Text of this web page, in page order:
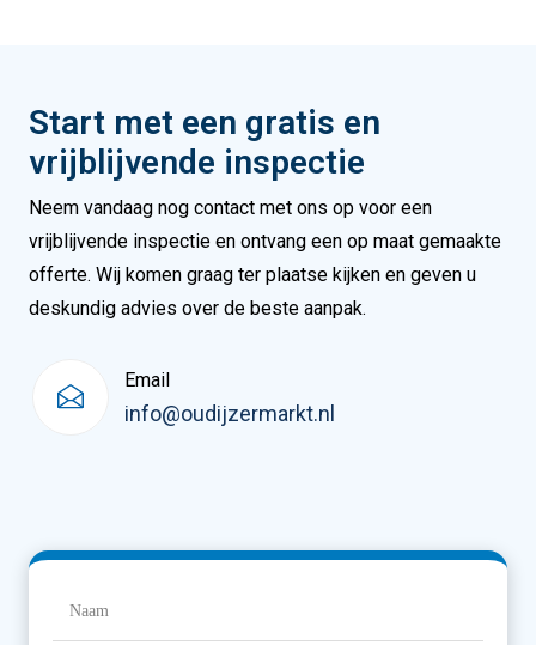
Start met een gratis en
vrijblijvende inspectie
Neem vandaag nog contact met ons op voor een
vrijblijvende inspectie en ontvang een op maat gemaakte
offerte. Wij komen graag ter plaatse kijken en geven u
deskundig advies over de beste aanpak.
Email
info@oudijzermarkt.nl